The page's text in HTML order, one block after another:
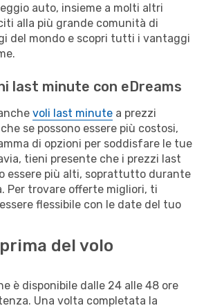
auto, insieme a molti altri
alla più grande comunità di
del mondo e scopri tutti i vantaggi
last minute con eDreams
voli last minute a prezzi
se possono essere più costosi,
di opzioni per soddisfare le tue
tieni presente che i prezzi last
essere più alti, soprattutto durante
Per trovare offerte migliori, ti
flessibile con le date del tuo
del volo
è disponibile dalle 24 alle 48 ore
Una volta completata la